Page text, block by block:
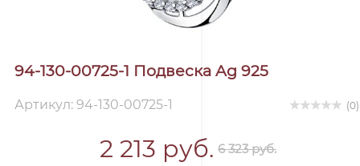
94-130-00725-1 Подвеска Ag 925
Артикул: 94-130-00725-1 (0)
2 213 руб. 6 323 руб.